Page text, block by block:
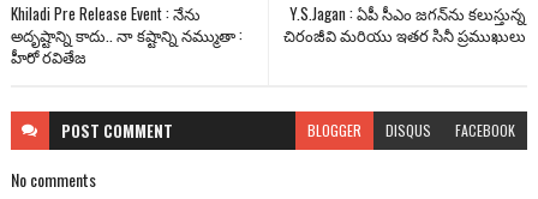
Y.S.Jagan : ఏపీ సీఎం జగన్‌ను కలుస్తున్న
చిరంజీవి మరియు ఇతర సినీ ప్రముఖులు
Khiladi Pre Release Event : నేను
అదృష్టాన్ని కాదు.. నా కష్టాన్ని నమ్ముతా :
హీరో రవితేజ
POST COMMENT BLOGGER DISQUS FACEBOOK
No comments